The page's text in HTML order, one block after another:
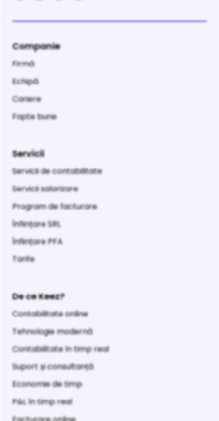
Companie
Firmă
Echipă
Cariere
Fapte bune
Servicii
Servicii de contabilitate
Servicii salarizare
Program de facturare
Înființare SRL
Înființare PFA
Tarife
De ce Keez?
Contabilitate online
Tehnologie modernă
Contabilitate în timp real
Suport și consultanță
Economie de timp
P&L în timp real